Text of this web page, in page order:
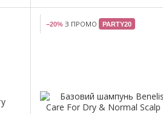
−20% З ПРОМО PARTY20